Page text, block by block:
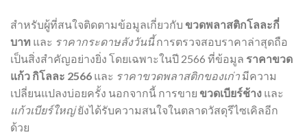
สำหรับผู้ที่สนใจติดตามข้อมูลเกี่ยวกับ ขวดพลาสติกโลละกี่
บาท และ ราคากระดาษลังวันนี้การตรวจสอบราคาล่าสุดถือ
เป็นสิ่งสำคัญอย่างยิ่ง โดยเฉพาะในปี 2566 ที่ข้อมูล ราคาขวด
แก้ว กิโลละ 2566 และ ราคาขวดพลาสติกของเก่า มีความ
เปลี่ยนแปลงบ่อยครั้ง นอกจากนี้ การขาย ขวดเบียร์ช้าง และ
แก้วเบียร์ใหญ่ยังได้รับความสนใจในตลาดวัสดุรีไซเคิลอีก
ด้วย